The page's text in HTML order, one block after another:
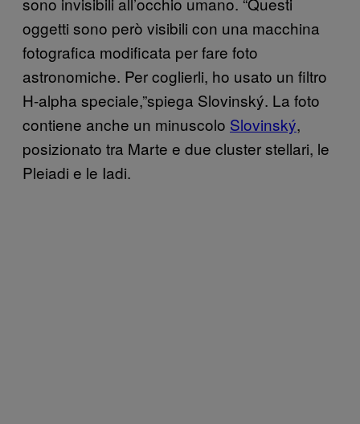
oggetti sono però visibili con una macchina
fotografica modificata per fare foto
astronomiche. Per coglierli, ho usato un filtro
H-alpha speciale,”spiega Slovinský. La foto
contiene anche un minuscolo Slovinský,
posizionato tra Marte e due cluster stellari, le
Pleiadi e le Iadi.